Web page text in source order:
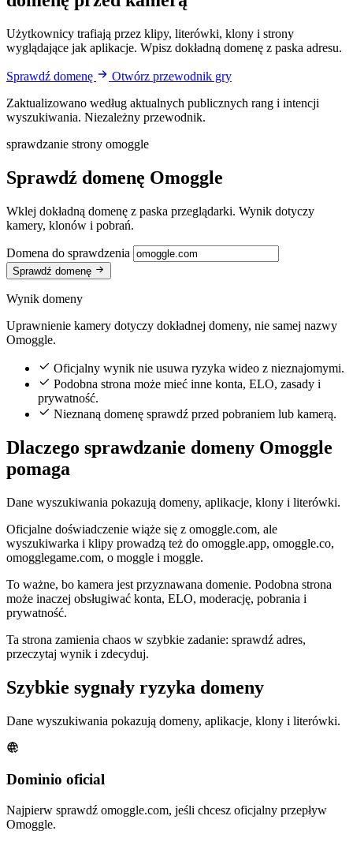
Użytkownicy trafiają przez klipy, literówki, klony i strony
wyglądające jak aplikacje. Wpisz dokładną domenę z paska adresu.
Sprawdź domenę
Otwórz przewodnik gry
Zaktualizowano według aktualnych publicznych rang i intencji
wyszukiwania. Niezależny przewodnik.
sprawdzanie strony omoggle
Sprawdź domenę Omoggle
Wklej dokładną domenę z paska przeglądarki. Wynik dotyczy
kamery, klonów i pobrań.
Domena do sprawdzenia
Sprawdź domenę
Wynik domeny
Uprawnienie kamery dotyczy dokładnej domeny, nie samej nazwy
Omoggle.
Oficjalny wynik nie usuwa ryzyka wideo z nieznajomymi.
Podobna strona może mieć inne konta, ELO, zasady i
prywatność.
Nieznaną domenę sprawdź przed pobraniem lub kamerą.
Dlaczego sprawdzanie domeny Omoggle
pomaga
Dane wyszukiwania pokazują domeny, aplikacje, klony i literówki.
Oficjalne doświadczenie wiąże się z omoggle.com, ale
wyszukiwarka i klipy prowadzą też do omoggle.app, omoggle.co,
omogglegame.com, o moggle i moggle.
To ważne, bo kamera jest przyznawana domenie. Podobna strona
może inaczej obsługiwać konta, ELO, moderację, pobrania i
prywatność.
Ta strona zamienia chaos w szybkie zadanie: sprawdź adres,
przeczytaj wynik i zdecyduj.
Szybkie sygnały ryzyka domeny
Dane wyszukiwania pokazują domeny, aplikacje, klony i literówki.
Dominio oficial
Najpierw sprawdź omoggle.com, jeśli chcesz oficjalny przepływ
Omoggle.